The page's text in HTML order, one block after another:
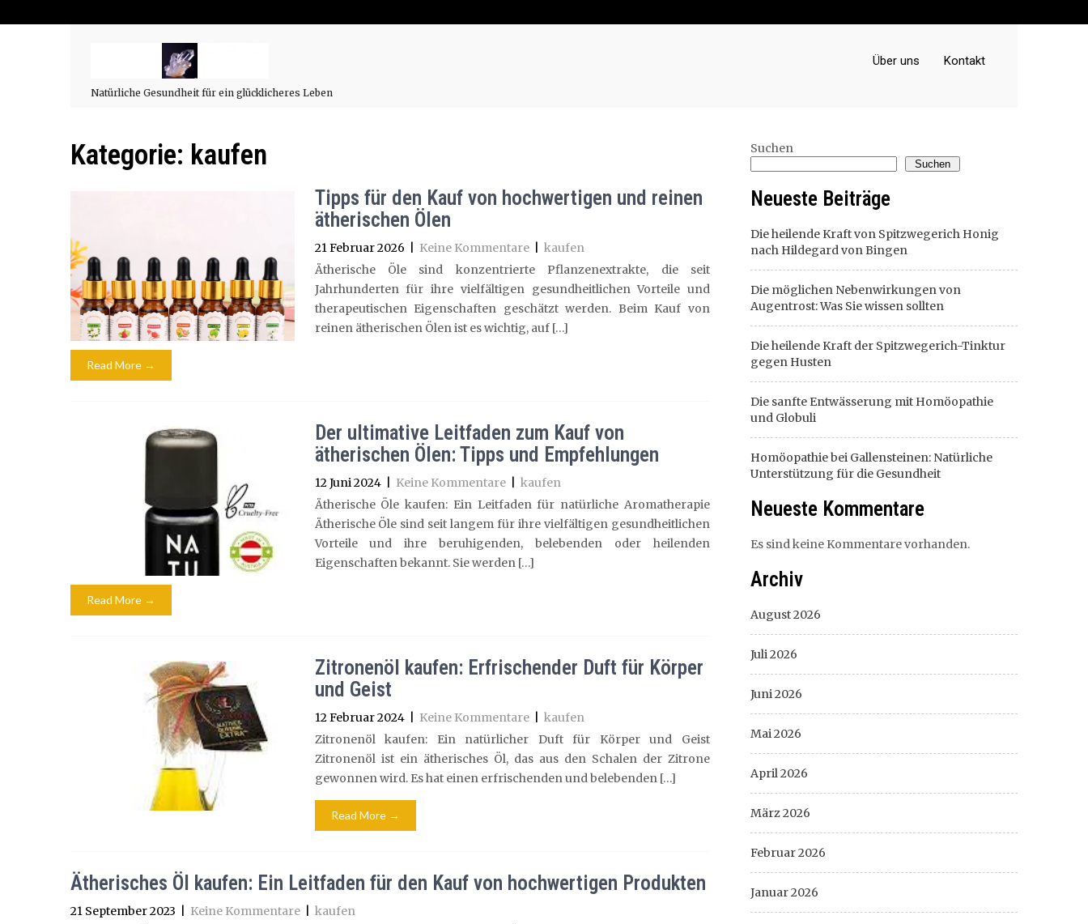
Natürliche Gesundheit für ein glücklicheres Leben
Über uns Kontakt
Kategorie: kaufen
Tipps für den Kauf von hochwertigen und reinen
ätherischen Ölen
21 Februar 2026 Keine Kommentare
kaufen
Ätherische Öle sind konzentrierte Pflanzenextrakte, die seit
Jahrhunderten für ihre vielfältigen gesundheitlichen Vorteile und
therapeutischen Eigenschaften geschätzt werden. Beim Kauf von
reinen ätherischen Ölen ist es wichtig, auf […]
Read More →
Der ultimative Leitfaden zum Kauf von
ätherischen Ölen: Tipps und Empfehlungen
12 Juni 2024 Keine Kommentare
kaufen
Ätherische Öle kaufen: Ein Leitfaden für natürliche Aromatherapie
Ätherische Öle sind seit langem für ihre vielfältigen gesundheitlichen
Vorteile und ihre beruhigenden, belebenden oder heilenden
Eigenschaften bekannt. Sie werden […]
Read More →
Zitronenöl kaufen: Erfrischender Duft für Körper
und Geist
12 Februar 2024 Keine Kommentare
kaufen
Zitronenöl kaufen: Ein natürlicher Duft für Körper und Geist
Zitronenöl ist ein ätherisches Öl, das aus den Schalen der Zitrone
gewonnen wird. Es hat einen erfrischenden und belebenden […]
Read More →
Ätherisches Öl kaufen: Ein Leitfaden für den Kauf von hochwertigen Produkten
21 September 2023 Keine Kommentare
kaufen
Suchen
Suchen
Neueste Beiträge
Die heilende Kraft von Spitzwegerich Honig
nach Hildegard von Bingen
Die möglichen Nebenwirkungen von
Augentrost: Was Sie wissen sollten
Die heilende Kraft der Spitzwegerich-Tinktur
gegen Husten
Die sanfte Entwässerung mit Homöopathie
und Globuli
Homöopathie bei Gallensteinen: Natürliche
Unterstützung für die Gesundheit
Neueste Kommentare
Es sind keine Kommentare vorhanden.
Archiv
August 2026
Juli 2026
Juni 2026
Mai 2026
April 2026
März 2026
Februar 2026
Januar 2026